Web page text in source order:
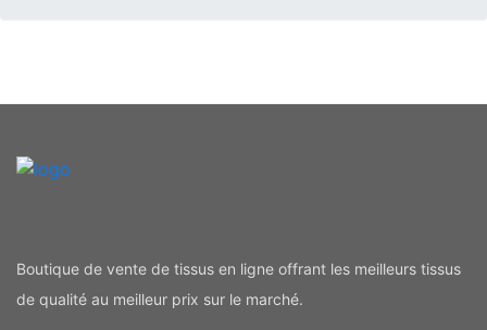
Boutique de vente de tissus en ligne offrant les meilleurs tissus
de qualité au meilleur prix sur le marché.